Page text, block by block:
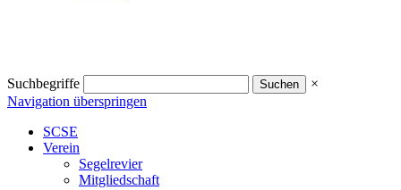
Suchbegriffe
×
Navigation überspringen
SCSE
Verein
Segelrevier
Mitgliedschaft